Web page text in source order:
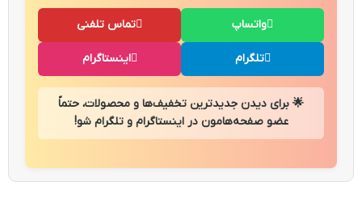
تماس تلفنی واتساپ
اینستاگرام تلگرام
🌟 برای دیدن جدیدترین تخفیف‌ها و محصولات، حتماً
عضو صفحه‌هامون در اینستاگرام و تلگرام شو!